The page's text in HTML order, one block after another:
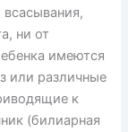
ни от
имеются
или различные
к
(билиарная